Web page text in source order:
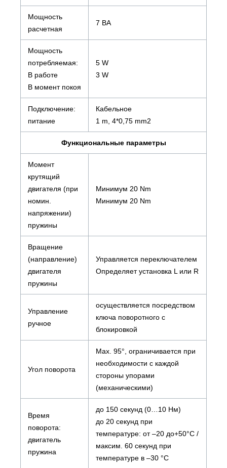
Мощность
расчетная
7 ВА
Мощность
потребляемая:
В работе
В момент покоя
5 W
3 W
Подключение:
питание
Кабельное
1 m, 4*0,75 mm2
Функциональные параметры
Момент
крутящий
двигателя (при
номин.
напряжении)
пружины
Минимум 20 Nm
Минимум 20 Nm
Вращение
(направление)
двигателя
пружины
Управляется переключателем
Определяет установка L или R
Управление
ручное
осуществляется посредством
ключа поворотного с
блокировкой
Угол поворота
Max. 95°, ограничивается при
необходимости с каждой
стороны упорами
(механическими)
Время
поворота:
двигатель
пружина
до 150 секунд (0…10 Нм)
до 20 секунд при
температуре: от –20 до+50°С /
максим. 60 секунд при
температуре в –30 °С